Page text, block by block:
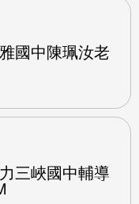
國中陳珮汝老
三峽國中輔導